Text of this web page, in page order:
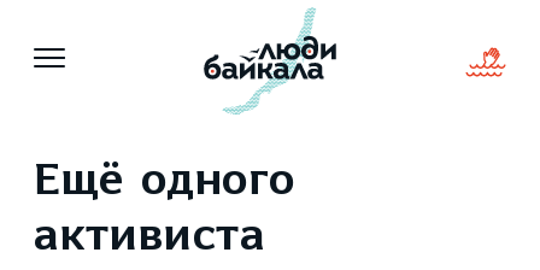
Ещё одного
активиста